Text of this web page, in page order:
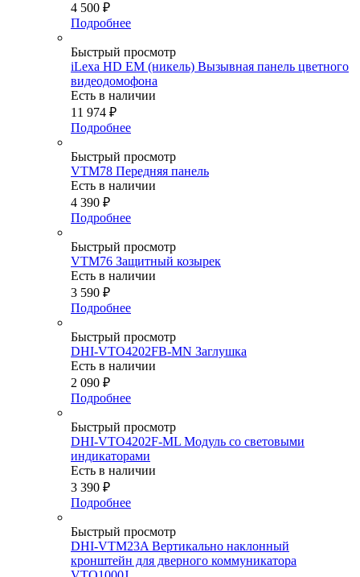
4 500 ₽
Подробнее
Быстрый просмотр
iLexa HD EM (никель) Вызывная панель цветного
видеодомофона
Есть в наличии
11 974 ₽
Подробнее
Быстрый просмотр
VTM78 Передняя панель
Есть в наличии
4 390 ₽
Подробнее
Быстрый просмотр
VTM76 Защитный козырек
Есть в наличии
3 590 ₽
Подробнее
Быстрый просмотр
DHI-VTO4202FB-MN Заглушка
Есть в наличии
2 090 ₽
Подробнее
Быстрый просмотр
DHI-VTO4202F-ML Модуль со световыми
индикаторами
Есть в наличии
3 390 ₽
Подробнее
Быстрый просмотр
DHI-VTM23A Вертикально наклонный
кронштейн для дверного коммуникатора